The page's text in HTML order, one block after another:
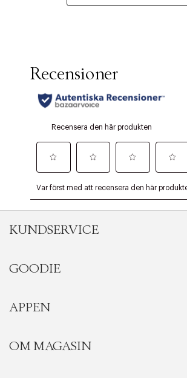
KUNDSERVICE
Onlineköp
Orderstatus
Leverans
GOODIE
Förmåner
Vanliga frågor
APPEN
Se medlemsfördelarna i Goodie-appen
OM MAGASIN